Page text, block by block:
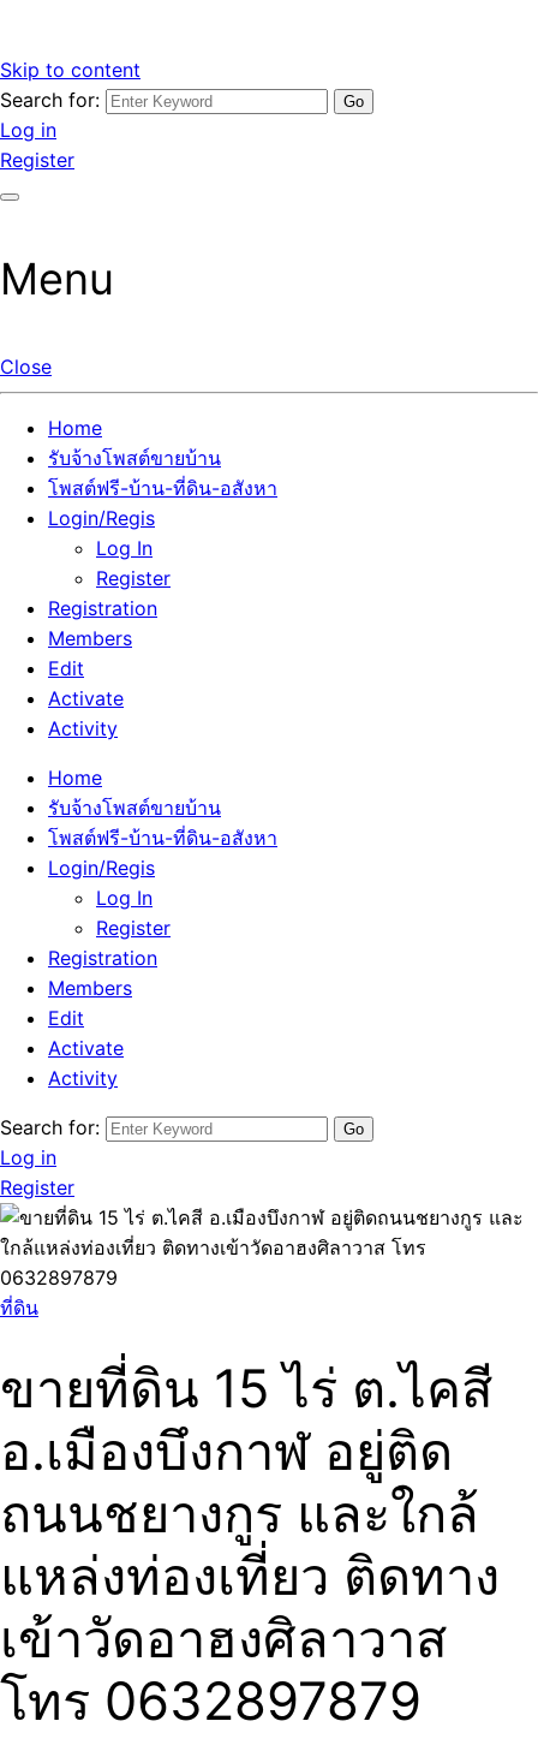
Skip to content
รับจ้างโพสต์ขายบ้านราคาถูก รับโพสต์ลงเว็บขายบ้าน ที่ดิน อสัง
หา โพสต์คุณภาพ ราคาคุ้มค่า แตกต่างกว่า
เว็บไซต์ รับจ้างโพสต์ขายบ้านราคาถูก อสังหา ทีดิน โพสต์ลงเว็บ
ขายบ้าน รับโพสต์ที่ดิน อสังหา เน้นผลงาน รับรองคุณภาพ ติดกู
เกิ้ลหน้าแรกทุกโพสต์ได้จริง ที่เดียวในไทย
Search for:
Log in
Register
Menu
Close
Home
รับจ้างโพสต์ขายบ้าน
โพสต์ฟรี-บ้าน-ที่ดิน-อสังหา
Login/Regis
Log In
Register
Registration
Members
Edit
Activate
Activity
Home
รับจ้างโพสต์ขายบ้าน
โพสต์ฟรี-บ้าน-ที่ดิน-อสังหา
Login/Regis
Log In
Register
Registration
Members
Edit
Activate
Activity
Search for:
Log in
Register
ที่ดิน
ขายที่ดิน 15 ไร่ ต.ไคสี
อ.เมืองบึงกาฬ อยู่ติด
ถนนชยางกูร และใกล้
แหล่งท่องเที่ยว ติดทาง
เข้าวัดอาฮงศิลาวาส
โทร 0632897879